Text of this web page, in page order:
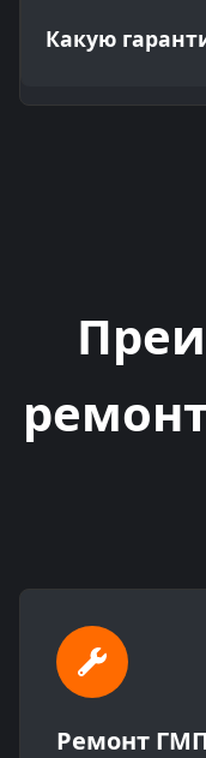
документов и
Какую
На капитальный
Ремонт ГМП